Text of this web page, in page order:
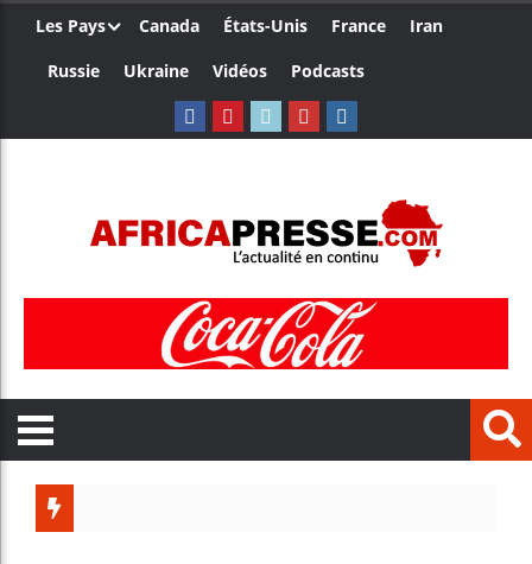
Les Pays Canada États-Unis France
Iran
Russie
Ukraine Vidéos Podcasts